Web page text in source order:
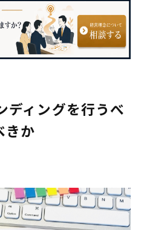
ディングを行うべ
きか